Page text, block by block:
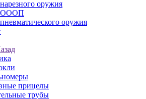
оружия
ОООП
оружия
прицелы
трубы